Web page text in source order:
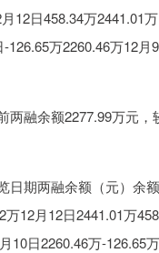
12日458.34万2441.01
126.65万2260.46万12月
两融余额2277.99万元，
日期两融余额（元）余
万12月12日2441.01万
10日2260.46万-126.65